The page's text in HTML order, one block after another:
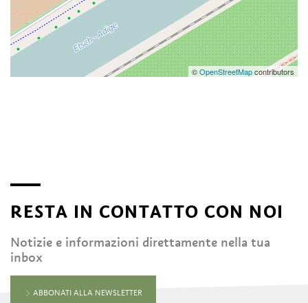
©OpenStreetMapcontributors
RESTA IN CONTATTO CON NOI
Notizie e informazioni direttamente nella tua
inbox
ABBONATI ALLA NEWSLETTER